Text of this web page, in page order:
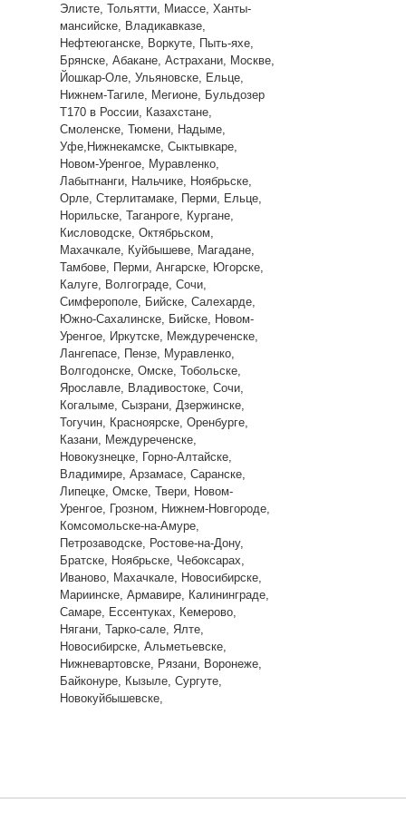
Элисте, Тольятти, Миассе, Ханты-
мансийске, Владикавказе,
Нефтеюганске, Воркуте, Пыть-яхе,
Брянске, Абакане, Астрахани, Москве,
Йошкар-Оле, Ульяновске, Ельце,
Нижнем-Тагиле, Мегионе, Бульдозер
Т170 в России, Казахстане,
Смоленске, Тюмени, Надыме,
Уфе,Нижнекамске, Сыктывкаре,
Новом-Уренгое, Муравленко,
Лабытнанги, Нальчике, Ноябрьске,
Орле, Стерлитамаке, Перми, Ельце,
Норильске, Таганроге, Кургане,
Кисловодске, Октябрьском,
Махачкале, Куйбышеве, Магадане,
Тамбове, Перми, Ангарске, Югорске,
Калуге, Волгограде, Сочи,
Симферополе, Бийске, Салехарде,
Южно-Сахалинске, Бийске, Новом-
Уренгое, Иркутске, Междуреченске,
Лангепасе, Пензе, Муравленко,
Волгодонске, Омске, Тобольске,
Ярославле, Владивостоке, Сочи,
Когалыме, Сызрани, Дзержинске,
Тогучин, Красноярске, Оренбурге,
Казани, Междуреченске,
Новокузнецке, Горно-Алтайске,
Владимире, Арзамасе, Саранске,
Липецке, Омске, Твери, Новом-
Уренгое, Грозном, Нижнем-Новгороде,
Комсомольске-на-Амуре,
Петрозаводске, Ростове-на-Дону,
Братске, Ноябрьске, Чебоксарах,
Иваново, Махачкале, Новосибирске,
Мариинске, Армавире, Калининграде,
Самаре, Ессентуках, Кемерово,
Нягани, Тарко-сале, Ялте,
Новосибирске, Альметьевске,
Нижневартовске, Рязани, Воронеже,
Байконуре, Кызыле, Сургуте,
Новокуйбышевске,